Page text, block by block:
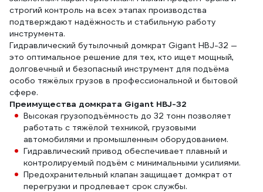
строгий контроль на всех этапах производства
подтверждают надёжность и стабильную работу
инструмента.
Гидравлический бутылочный домкрат Gigant HBJ-32 —
это оптимальное решение для тех, кто ищет мощный,
долговечный и безопасный инструмент для подъёма
особо тяжёлых грузов в профессиональной и бытовой
сфере.
Преимущества домкрата Gigant HBJ-32
Высокая грузоподъёмность до 32 тонн позволяет
работать с тяжёлой техникой, грузовыми
автомобилями и промышленным оборудованием.
Гидравлический привод обеспечивает плавный и
контролируемый подъём с минимальными усилиями.
Предохранительный клапан защищает домкрат от
перегрузки и продлевает срок службы.